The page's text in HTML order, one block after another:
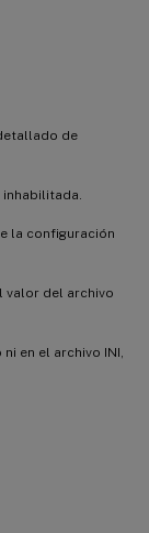
de
la configuración
valor del archivo
en el archivo INI,